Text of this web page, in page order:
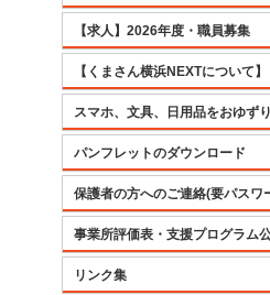
【求人】2026年度・職員募集
【くまさん横浜NEXTについて】
スマホ、文具、日用品をおゆず
パンフレットのダウンロード
保護者の方へのご連絡(要パスワ
事業所評価表・支援プログラム
リンク集